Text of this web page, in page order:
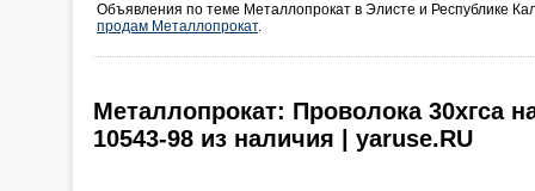
Объявления по теме Металлопрокат в Элисте и Республике
продам Металлопрокат.
Металлопрокат: Проволока 30хгса
10543-98 из наличия | yaruse.RU